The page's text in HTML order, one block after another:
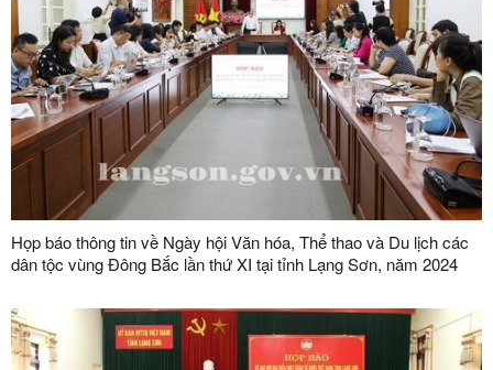
Họp báo thông tin về Ngày hội Văn hóa, Thể thao và Du lịch các
dân tộc vùng Đông Bắc lần thứ XI tại tỉnh Lạng Sơn, năm 2024